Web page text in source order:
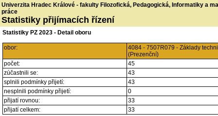
Univerzita Hradec Králové - fakulty Filozofická, Pedagogická, Informatiky a
práce
Statistiky přijímacích řízení
Statistiky PZ 2023 - Detail oboru
obor:
4084 - 7507R079 - Základy
(Prezenční)
počet:
45
zúčastnili se:
43
splnili podmínky přijetí:
43
nesplnili podmínky přijetí:
0
přijatí rovnou:
33
přijatí celkem:
33